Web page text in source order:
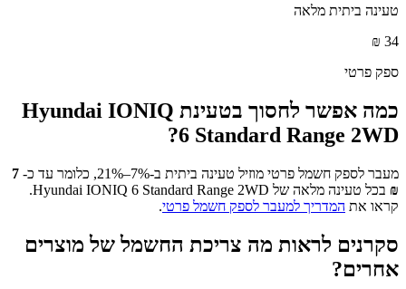
טעינה ביתית מלאה
34
₪
ספק פרטי
כמה אפשר לחסוך בטעינת Hyundai IONIQ
6 Standard Range 2WD
?
מעבר לספק חשמל פרטי מוזיל טעינה ביתית ב-7%–21%, כלומר עד כ-
7
₪ בכל טעינה מלאה של Hyundai IONIQ 6 Standard Range 2WD
.
קראו את המדריך למעבר לספק חשמל פרטי.
סקרנים לראות מה צריכת החשמל של מוצרים
אחרים?